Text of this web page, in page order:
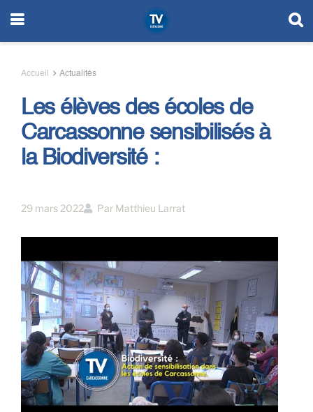
Accueil Actualités
Les élèves des écoles de
Carcassonne sensibilisés à
la Biodiversité :
29 mars 2022 Par Matthieu Larrat